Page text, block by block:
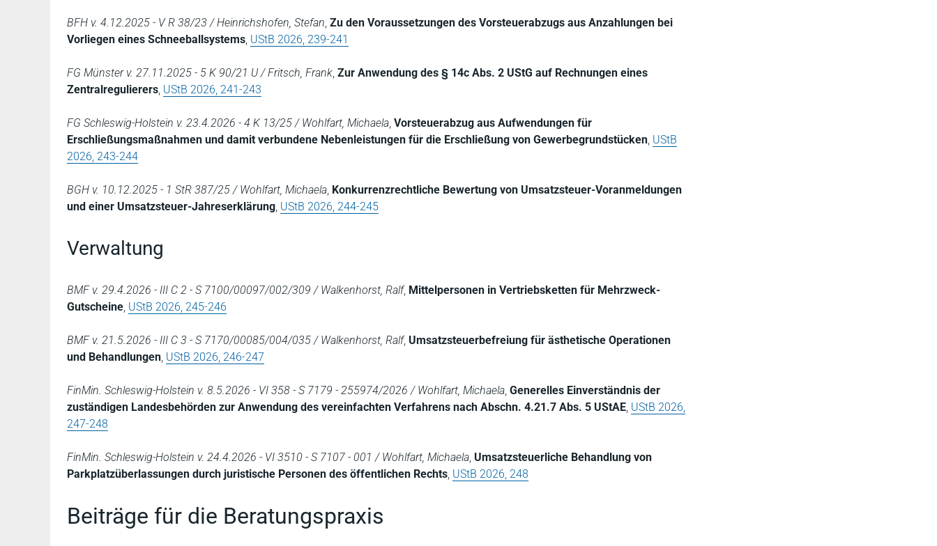
BFH v. 4.12.2025 - V R 38/23 / Heinrichshofen, Stefan, Zu den Voraussetzungen des Vorsteuerabzugs aus Anzahlungen bei
Vorliegen eines Schneeballsystems, UStB 2026, 239-241
FG Münster v. 27.11.2025 - 5 K 90/21 U / Fritsch, Frank, Zur Anwendung des § 14c Abs. 2 UStG auf Rechnungen eines
Zentralregulierers, UStB 2026, 241-243
FG Schleswig-Holstein v. 23.4.2026 - 4 K 13/25 / Wohlfart, Michaela, Vorsteuerabzug aus Aufwendungen für
Erschließungsmaßnahmen und damit verbundene Nebenleistungen für die Erschließung von Gewerbegrundstücken, UStB
2026, 243-244
BGH v. 10.12.2025 - 1 StR 387/25 / Wohlfart, Michaela, Konkurrenzrechtliche Bewertung von Umsatzsteuer-Voranmeldungen
und einer Umsatzsteuer-Jahreserklärung, UStB 2026, 244-245
Verwaltung
BMF v. 29.4.2026 - III C 2 - S 7100/00097/002/309 / Walkenhorst, Ralf, Mittelpersonen in Vertriebsketten für Mehrzweck-
Gutscheine, UStB 2026, 245-246
BMF v. 21.5.2026 - III C 3 - S 7170/00085/004/035 / Walkenhorst, Ralf, Umsatzsteuerbefreiung für ästhetische Operationen
und Behandlungen, UStB 2026, 246-247
FinMin. Schleswig-Holstein v. 8.5.2026 - VI 358 - S 7179 - 255974/2026 / Wohlfart, Michaela, Generelles Einverständnis der
zuständigen Landesbehörden zur Anwendung des vereinfachten Verfahrens nach Abschn. 4.21.7 Abs. 5 UStAE, UStB 2026,
247-248
FinMin. Schleswig-Holstein v. 24.4.2026 - VI 3510 - S 7107 - 001 / Wohlfart, Michaela, Umsatzsteuerliche Behandlung von
Parkplatzüberlassungen durch juristische Personen des öffentlichen Rechts, UStB 2026, 248
Beiträge für die Beratungspraxis